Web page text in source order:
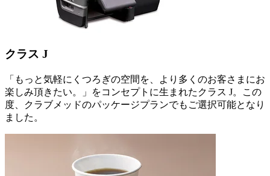
クラス J
「もっと気軽にくつろぎの空間を、より多くのお客さまにお
楽しみ頂きたい。」をコンセプトに生まれたクラス J。この
度、クラブメッドのパッケージプランでもご選択可能となり
ました。